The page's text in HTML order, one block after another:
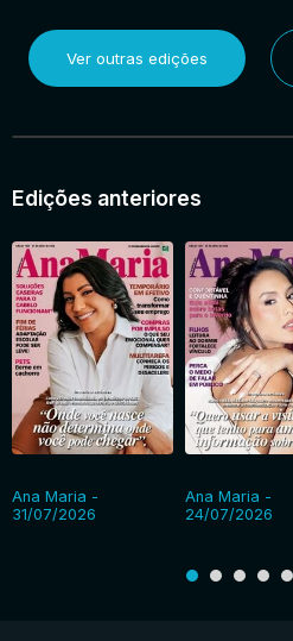
Ver outras edições
Edições anteriores
Ana Maria -
31/07/2026
Ana Maria -
24/07/2026